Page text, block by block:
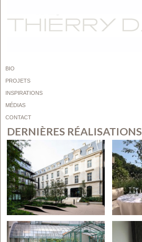
BIO
PROJETS
INSPIRATIONS
MÉDIAS
CONTACT
DERNIÈRES RÉALISATIONS